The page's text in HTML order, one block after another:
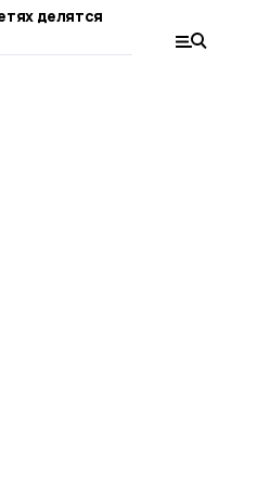
делятся
СВО из